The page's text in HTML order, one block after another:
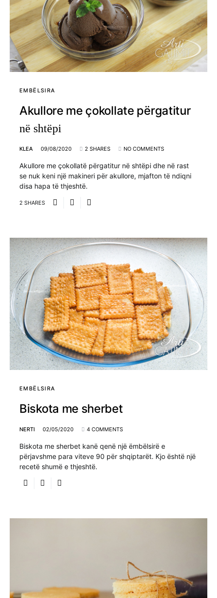
EMBËLSIRA
Akullore me çokollate përgatitur
në shtëpi
KLEA 09/08/2020 2 SHARES NO COMMENTS
Akullore me çokollatë përgatitur në shtëpi dhe në rast
se nuk keni një makineri për akullore, mjafton të ndiqni
disa hapa të thjeshtë.
2 SHARES
EMBËLSIRA
Biskota me sherbet
NERTI 02/05/2020 4 COMMENTS
Biskota me sherbet kanë qenë një ëmbëlsirë e
përjavshme para viteve 90 për shqiptarët. Kjo është një
recetë shumë e thjeshtë.